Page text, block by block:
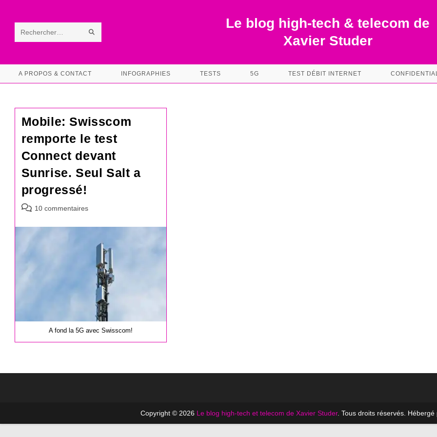
contentRechercher
ce RECHERCHE
Le blog high-tech & telecom de
Xavier Studer
A PROPOS & CONTACT INFOGRAPHIES TESTS 5G TEST DÉBIT INTERNET
Mobile: Swisscom
remporte le test
Connect devant
Sunrise. Seul Salt a
progressé!
Commentaires
la
10 commentaires
A fond la 5G avec Swisscom!
Copyright © 2026 Le blog high-tech et telecom de Xavier Studer. Tous droits réservés. Hébergé